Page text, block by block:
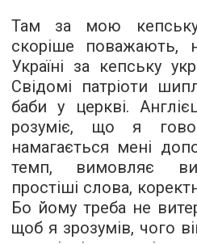
Там за мою кепську
скоріше поважають,
Україні за кепську
Свідомі патріоти
баби у церкві.
розуміє, що я
намагається мені
темп, вимовляє
простіші слова,
Бо йому треба не
щоб я зрозумів, чого